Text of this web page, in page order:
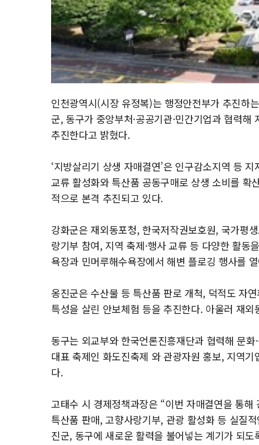
인천광역시(시장 유정복)는 행정안전부가 추진하
군, 동구가 중앙부처·공공기관·민간기업과 협력
추진한다고 밝혔다.
‘지방살리기 상생 자매결연’은 인구감소지역 등
교류 활성화와 특산품 공동구매로 상생 소비를 확
적으로 본격 추진되고 있다.
강화군은 재외동포청, 한국저작권보호원, 국가평
랑기부 참여, 지역 축제·행사 교류 등 다양한 활
욕장과 민머루해수욕장에서 해변 플로깅 행사를
옹진군은 수산물 등 특산품 판로 개척, 덕적도 자
특성을 살린 안보체험 등을 추진한다. 아울러 재
동구는 외교부와 한국언론진흥재단과 협력해 문
대표 축제인 화도진축제 와 관광자원 홍보, 지역
다.
고태수 시 경제정책과장은 “이번 자매결연을 통
특산품 판매, 고향사랑기부, 관광 활성화 등 실질
진군, 동구에 새로운 활력을 불어넣는 계기가 되